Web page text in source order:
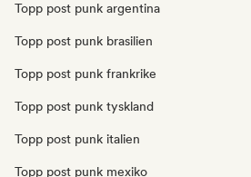
Topp post punk argentina
Topp post punk brasilien
Topp post punk frankrike
Topp post punk tyskland
Topp post punk italien
Topp post punk mexiko